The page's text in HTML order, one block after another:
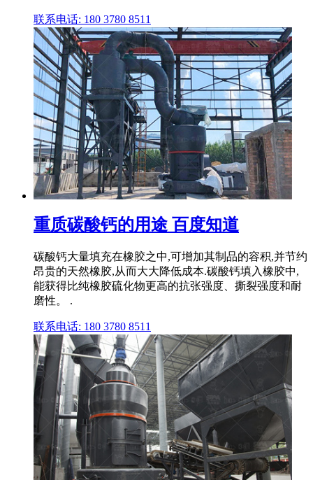
联系电话: 180 3780 8511
重质碳酸钙的用途 百度知道
碳酸钙大量填充在橡胶之中,可增加其制品的容积,并节约
昂贵的天然橡胶,从而大大降低成本.碳酸钙填入橡胶中,
能获得比纯橡胶硫化物更高的抗张强度、撕裂强度和耐
磨性。 .
联系电话: 180 3780 8511